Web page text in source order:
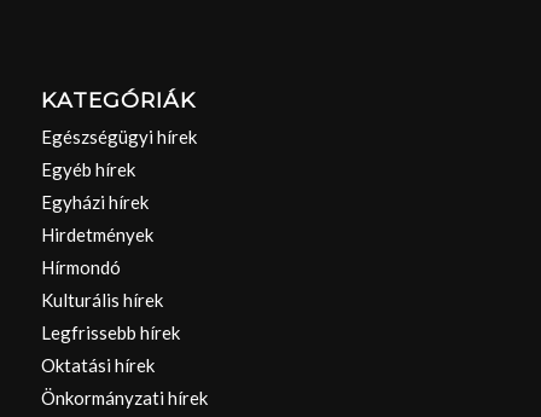
KATEGÓRIÁK
Egészségügyi hírek
Egyéb hírek
Egyházi hírek
Hirdetmények
Hírmondó
Kulturális hírek
Legfrissebb hírek
Oktatási hírek
Önkormányzati hírek